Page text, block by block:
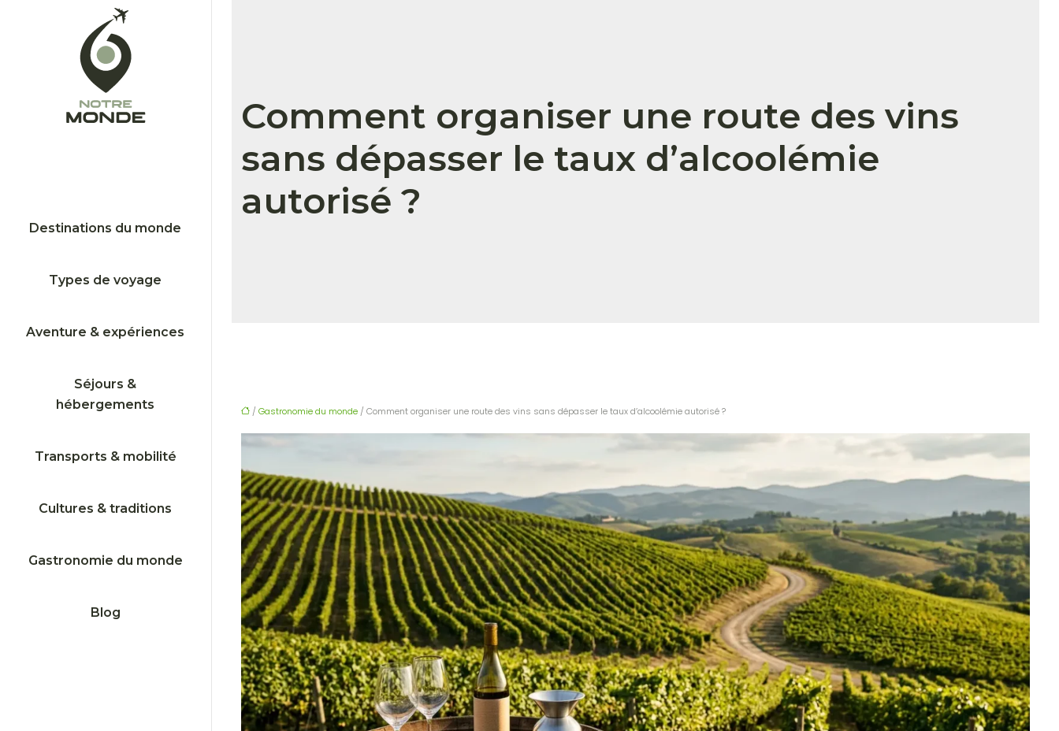
Destinations du monde
Types de voyage
Aventure & expériences
Séjours &
hébergements
Transports & mobilité
Cultures & traditions
Gastronomie du monde
Blog
Comment organiser une route des vins
sans dépasser le taux d’alcoolémie
autorisé ?
/ Gastronomie du monde/ Comment organiser une route des vins sans dépasser le taux d’alcoolémie autorisé ?